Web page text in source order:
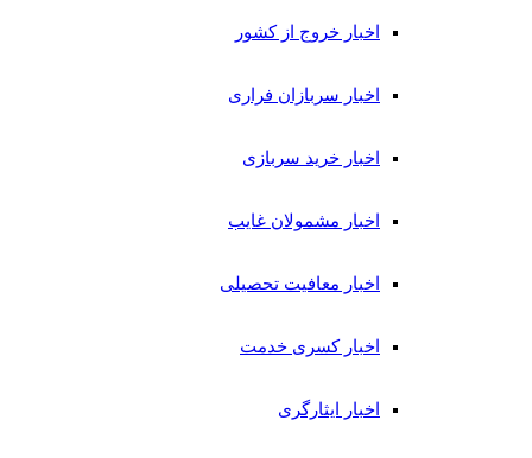
اخبار خروج از کشور
اخبار سربازان فراری
اخبار خرید سربازی
اخبار مشمولان غایب
اخبار معافیت تحصیلی
اخبار کسری خدمت
اخبار ایثارگری